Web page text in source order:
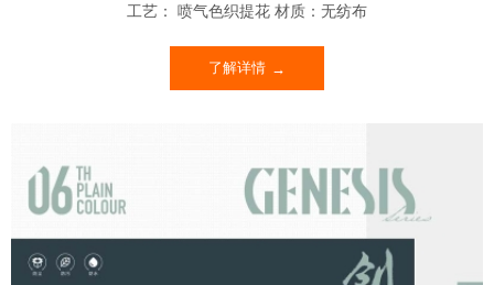
工艺： 喷气色织提花 材质：无纺布
了解详情